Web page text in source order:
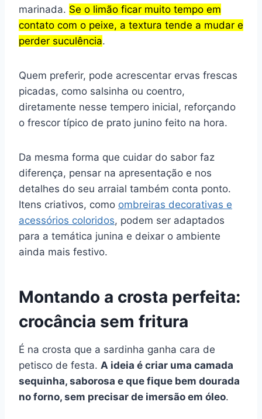
marinada. Se o limão ficar muito tempo em
contato com o peixe, a textura tende a mudar e
perder suculência.
Quem preferir, pode acrescentar ervas frescas
picadas, como salsinha ou coentro,
diretamente nesse tempero inicial, reforçando
o frescor típico de prato junino feito na hora.
Da mesma forma que cuidar do sabor faz
diferença, pensar na apresentação e nos
detalhes do seu arraial também conta ponto.
Itens criativos, como ombreiras decorativas e
acessórios coloridos, podem ser adaptados
para a temática junina e deixar o ambiente
ainda mais festivo.
Montando a crosta perfeita:
crocância sem fritura
É na crosta que a sardinha ganha cara de
petisco de festa. A ideia é criar uma camada
sequinha, saborosa e que fique bem dourada
no forno, sem precisar de imersão em óleo.